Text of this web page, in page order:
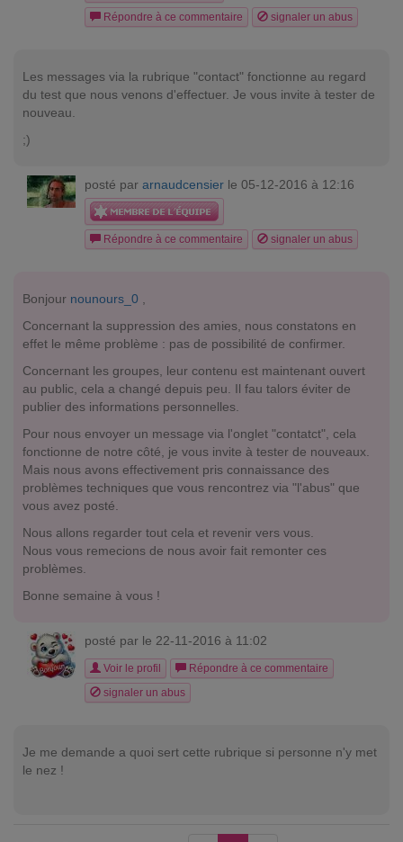
Répondre à ce commentaire signaler un abus
Les messages via la rubrique "contact" fonctionne au regard
du test que nous venons d'effectuer. Je vous invite à tester de
nouveau.
;)
posté par arnaudcensier le 05-12-2016 à 12:16
Répondre à ce commentaire signaler un abus
Bonjour nounours_0
Concernant la suppression des amies, nous constatons en
effet le même problème : pas de possibilité de confirmer.
Concernant les groupes, leur contenu est maintenant ouvert
au public, cela a changé depuis peu. Il fau talors éviter de
publier des informations personnelles.
Pour nous envoyer un message via l'onglet "contatct", cela
fonctionne de notre côté, je vous invite à tester de nouveaux.
Mais nous avons effectivement pris connaissance des
problèmes techniques que vous rencontrez via "l'abus" que
vous avez posté.
Nous allons regarder tout cela et revenir vers vous.
Nous vous remecions de nous avoir fait remonter ces
problèmes.
Bonne semaine à vous !
posté par le 22-11-2016 à 11:02
Voir le profil
Répondre à ce commentaire
signaler un abus
Je me demande a quoi sert cette rubrique si personne n'y met
le nez !